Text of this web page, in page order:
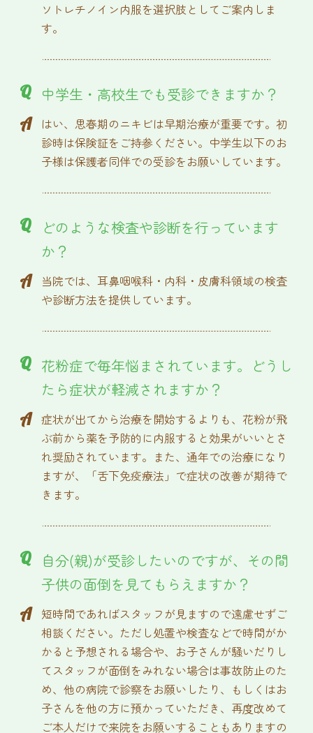
ソトレチノイン内服を選択肢としてご案内しま
す。
Q 中学生・高校生でも受診できますか？
A
はい、思春期のニキビは早期治療が重要です。初
診時は保険証をご持参ください。中学生以下のお
子様は保護者同伴での受診をお願いしています。
Q
どのような検査や診断を行っています
か？
A
当院では、耳鼻咽喉科・内科・皮膚科領域の検査
や診断方法を提供しています。
Q 花粉症で毎年悩まされています。どうし
たら症状が軽減されますか？
A
症状が出てから治療を開始するよりも、花粉が飛
ぶ前から薬を予防的に内服すると効果がいいとさ
れ奨励されています。また、通年での治療になり
ますが、「舌下免疫療法」で症状の改善が期待で
きます。
Q
自分(親)が受診したいのですが、その間
子供の面倒を見てもらえますか？
A
短時間であればスタッフが見ますので遠慮せずご
相談ください。ただし処置や検査などで時間がか
かると予想される場合や、お子さんが騒いだりし
てスタッフが面倒をみれない場合は事故防止のた
め、他の病院で診察をお願いしたり、もしくはお
子さんを他の方に預かっていただき、再度改めて
ご本人だけで来院をお願いすることもありますの